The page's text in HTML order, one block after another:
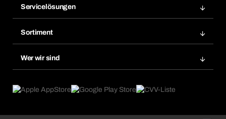
Merklisten
Nachbestellung
Dauerauftrag
Servicelösungen
Gefahrenstoffdatenbank
eProcurement
Produktfinder
Sortiment
Wer wir sind
Was uns antreibt